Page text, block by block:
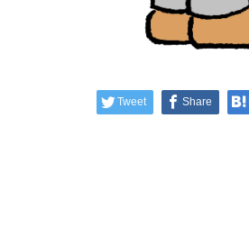
Tweet Share